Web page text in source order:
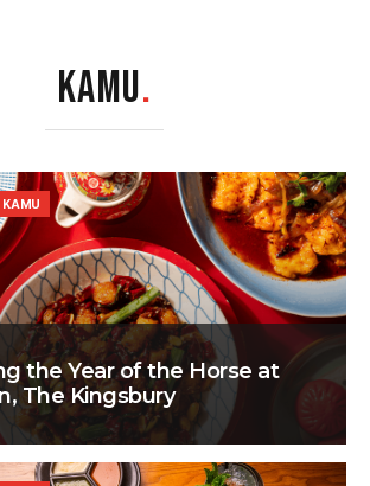
KAMU.
the Year of the Horse at
The Kingsbury
KAMU